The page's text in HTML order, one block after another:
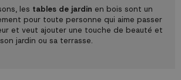
les tables de jardin en bois sont un
pour toute personne qui aime passer
et veut ajouter une touche de beauté et
jardin ou sa terrasse.